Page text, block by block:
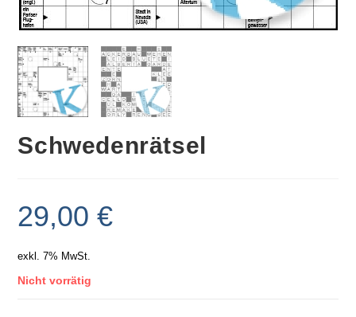
Schwedenrätsel
29,00€
exkl. 7% MwSt.
Nicht vorrätig